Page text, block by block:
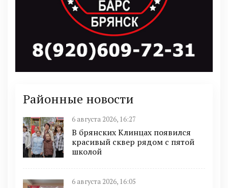
Районные новости
6 августа 2026, 16:27
В брянских Клинцах появился
красивый сквер рядом с пятой
школой
6 августа 2026, 16:05